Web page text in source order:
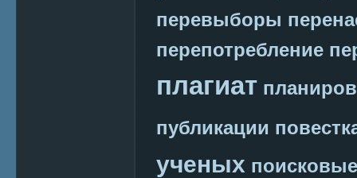
перевыборы
перепотребление
плагиат
публикации
ученых